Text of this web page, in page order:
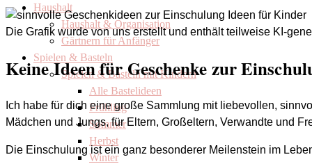
Haushalt
Haushalt & Organisation
Gärtnern für Anfänger
Spielen & Basteln
Spielen & Basteln mit Kindern
Alle Bastelideen
Frühling
Sommer
Herbst
Winter
Die Grafik wurde von uns erstellt und enthält teilweise KI-
Keine Ideen für Geschenke zur
Ich habe für dich eine große Sammlung mit liebevollen,
Mädchen und Jungs, für Eltern, Großeltern, Verwandte und
Die Einschulung ist ein ganz besonderer Meilenstein im